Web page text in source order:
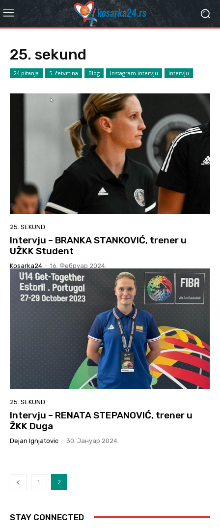
25. sekund
24 pitanja 5. četvrtina Blog Instagram intervju Intervju
25. SEKUND
Intervju – BRANKA STANKOVIĆ, trener u
UŽKK Student
Kosarka24 - 16. Фебруар 2024.
25. SEKUND
Intervju – RENATA STEPANOVIĆ, trener u
ŽKK Duga
Dejan Ignjatovic - 30. Јануар 2024.
1 2
STAY CONNECTED